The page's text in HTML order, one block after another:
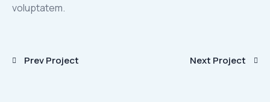
voluptatem.
YazıPrev Project Next Project